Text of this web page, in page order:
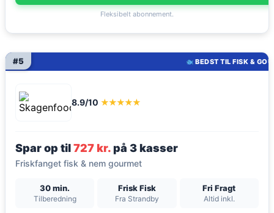
Fleksibelt abonnement.
BEDST TIL FISK &
#5
8.9/10 ★★★★★
Spar op til727 kr.på 3 kasser
Friskfanget fisk & nem gourmet
30 min.
Tilberedning
Frisk Fisk
Fra Strandby
Fri Fragt
Altid inkl.